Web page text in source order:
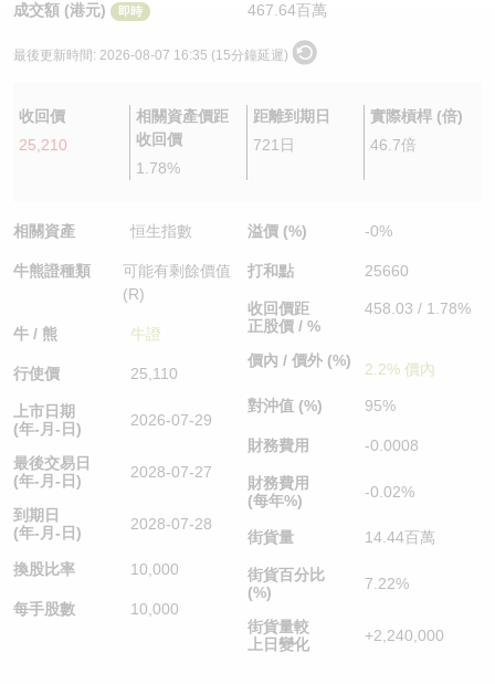
成交額 (港元) 即時 467.64百萬
最後更新時間: 2026-08-07 16:35 (15分鐘延遲)
收回價
25,210
相關資產價距
收回價
1.78%
距離到期日
721日
實際槓桿 (倍)
46.7倍
相關資產 恒生指數
牛熊證種類
可能有剩餘價值
(R)
牛 / 熊 牛證
行使價 25,110
上市日期
(年-月-日)
2026-07-29
最後交易日
(年-月-日)
2028-07-27
到期日
(年-月-日)
2028-07-28
換股比率 10,000
每手股數 10,000
溢價 (%) -0%
打和點 25660
收回價距
正股價 / %
458.03 / 1.78%
價內 / 價外 (%) 2.2% 價內
對沖值 (%) 95%
財務費用 -0.0008
財務費用
(每年%)
-0.02%
街貨量 14.44百萬
街貨百分比
(%)
7.22%
街貨量較
上日變化
+2,240,000
認股證文件及公告
牛熊證分析儀
牛熊證文件及公告
AH 股價對照